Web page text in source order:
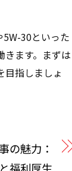
30といった
きます。まずは
目指しましょ
の魅力：